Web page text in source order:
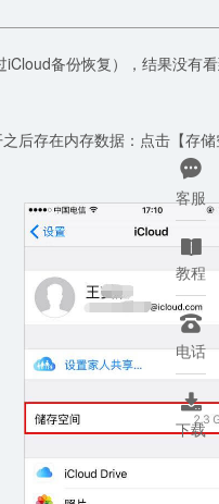
备份恢复），结果没有
后存在内存数据：点击【存

客服

教程

电话

下载